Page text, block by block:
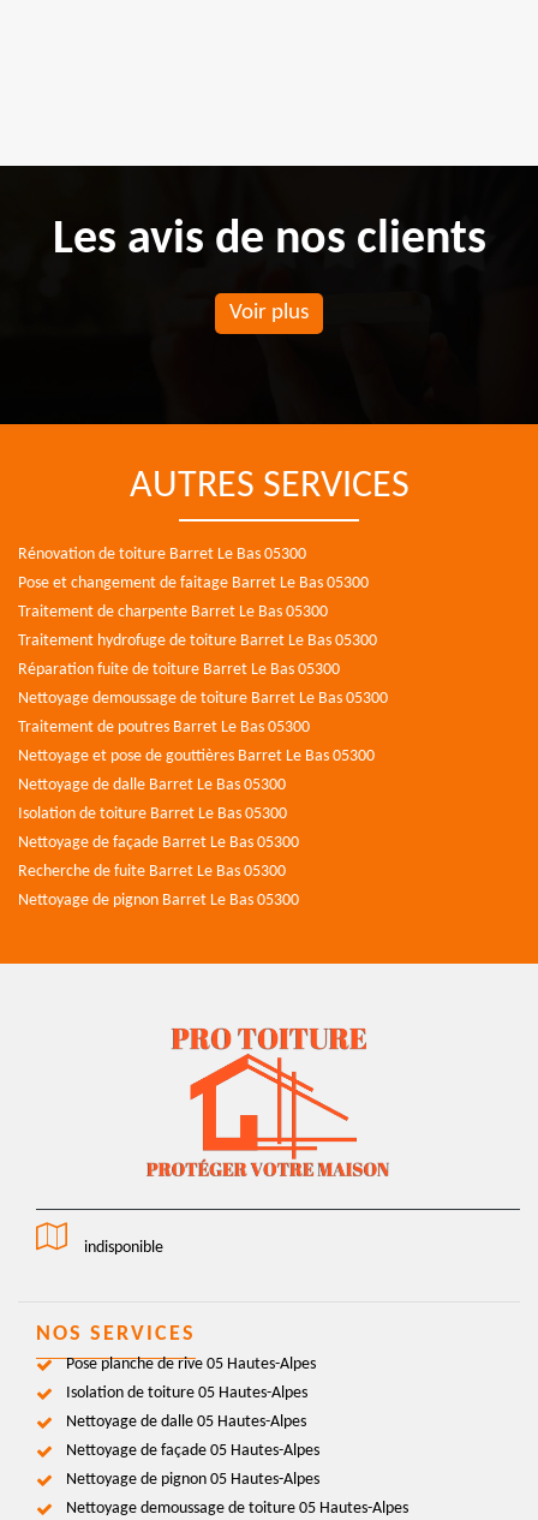
Les avis de nos clients
Voir plus
AUTRES SERVICES
Rénovation de toiture Barret Le Bas 05300
Pose et changement de faitage Barret Le Bas 05300
Traitement de charpente Barret Le Bas 05300
Traitement hydrofuge de toiture Barret Le Bas 05300
Réparation fuite de toiture Barret Le Bas 05300
Nettoyage demoussage de toiture Barret Le Bas 05300
Traitement de poutres Barret Le Bas 05300
Nettoyage et pose de gouttières Barret Le Bas 05300
Nettoyage de dalle Barret Le Bas 05300
Isolation de toiture Barret Le Bas 05300
Nettoyage de façade Barret Le Bas 05300
Recherche de fuite Barret Le Bas 05300
Nettoyage de pignon Barret Le Bas 05300
indisponible
NOS SERVICES
Pose planche de rive 05 Hautes-Alpes
Isolation de toiture 05 Hautes-Alpes
Nettoyage de dalle 05 Hautes-Alpes
Nettoyage de façade 05 Hautes-Alpes
Nettoyage de pignon 05 Hautes-Alpes
Nettoyage demoussage de toiture 05 Hautes-Alpes